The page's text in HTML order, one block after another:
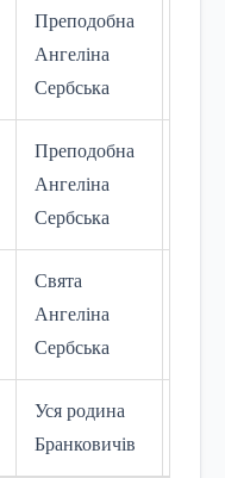
Преподобна
Ангеліна
Сербська
Преподобна
Ангеліна
Сербська
Свята
Ангеліна
Сербська
Уся родина
Бранковичів